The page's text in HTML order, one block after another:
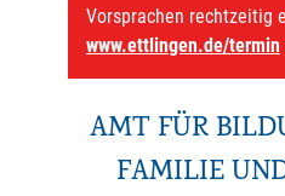
Vorsprachen rechtzeitig
www.ettlingen.de/termin
AMT FÜR
FAMILIE